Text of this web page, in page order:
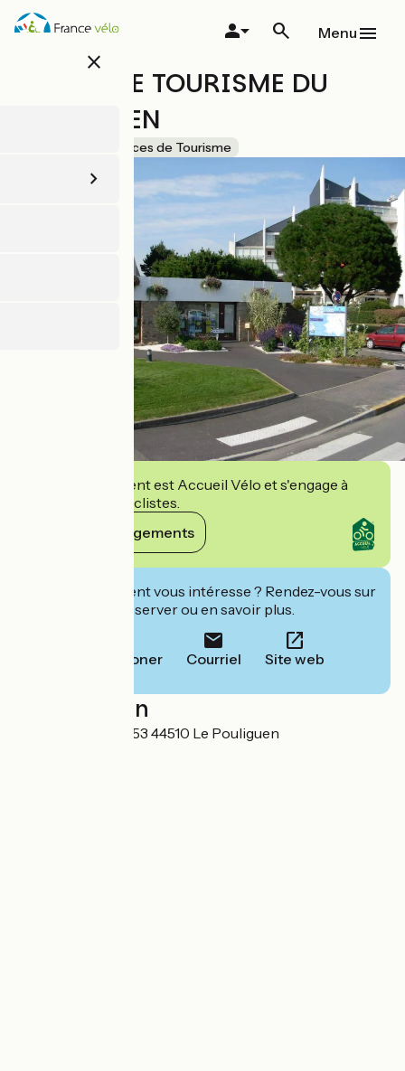
Aller
au
close
Menu
OFFICE DE TOURISME DU
POULIGUEN
Offices de Tourisme
Cet établissement est Accueil Vélo et s'engage à
accueillir des cyclistes.
Voir ses engagements
Cet établissement vous intéresse ? Rendez-vous sur
leur site pour réserver ou en savoir plus.
Téléphoner Courriel Site web
Localisation
Port Sterwitz B.P. 53 44510 Le Pouliguen